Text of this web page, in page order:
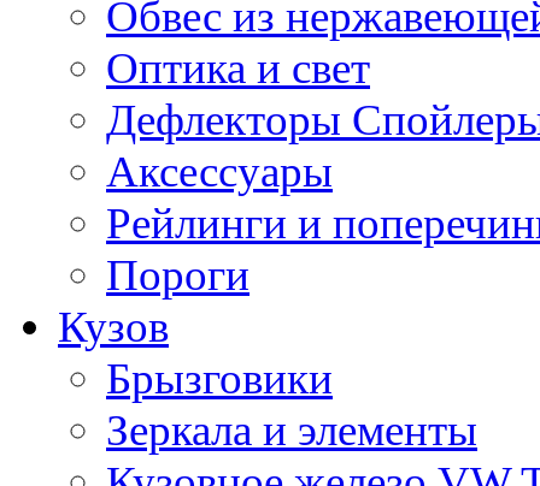
Обвес из
Оптика и свет
Дефлекторы
Аксессуары
Рейлинги и
Пороги
Кузов
Брызговики
Зеркала и элементы